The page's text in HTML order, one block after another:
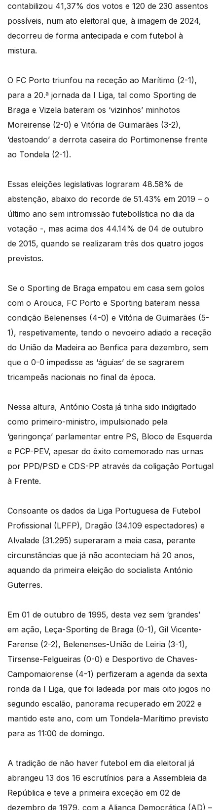
contabilizou 41,37% dos votos e 120 de 230 assentos
possíveis, num ato eleitoral que, à imagem de 2024,
decorreu de forma antecipada e com futebol à
mistura.
O FC Porto triunfou na receção ao Marítimo (2-1),
para a 20.ª jornada da I Liga, tal como Sporting de
Braga e Vizela bateram os ‘vizinhos’ minhotos
Moreirense (2-0) e Vitória de Guimarães (3-2),
‘destoando’ a derrota caseira do Portimonense frente
ao Tondela (2-1).
Essas eleições legislativas lograram 48.58% de
abstenção, abaixo do recorde de 51.43% em 2019 – o
último ano sem intromissão futebolística no dia da
votação -, mas acima dos 44.14% de 04 de outubro
de 2015, quando se realizaram três dos quatro jogos
previstos.
Se o Sporting de Braga empatou em casa sem golos
com o Arouca, FC Porto e Sporting bateram nessa
condição Belenenses (4-0) e Vitória de Guimarães (5-
1), respetivamente, tendo o nevoeiro adiado a receção
do União da Madeira ao Benfica para dezembro, sem
que o 0-0 impedisse as ‘águias’ de se sagrarem
tricampeãs nacionais no final da época.
Nessa altura, António Costa já tinha sido indigitado
como primeiro-ministro, impulsionado pela
‘geringonça’ parlamentar entre PS, Bloco de Esquerda
e PCP-PEV, apesar do êxito comemorado nas urnas
por PPD/PSD e CDS-PP através da coligação Portugal
à Frente.
Consoante os dados da Liga Portuguesa de Futebol
Profissional (LPFP), Dragão (34.109 espectadores) e
Alvalade (31.295) superaram a meia casa, perante
circunstâncias que já não aconteciam há 20 anos,
aquando da primeira eleição do socialista António
Guterres.
Em 01 de outubro de 1995, desta vez sem ‘grandes’
em ação, Leça-Sporting de Braga (0-1), Gil Vicente-
Farense (2-2), Belenenses-União de Leiria (3-1),
Tirsense-Felgueiras (0-0) e Desportivo de Chaves-
Campomaiorense (4-1) perfizeram a agenda da sexta
ronda da I Liga, que foi ladeada por mais oito jogos no
segundo escalão, panorama recuperado em 2022 e
mantido este ano, com um Tondela-Marítimo previsto
para as 11:00 de domingo.
A tradição de não haver futebol em dia eleitoral já
abrangeu 13 dos 16 escrutínios para a Assembleia da
República e teve a primeira exceção em 02 de
dezembro de 1979, com a Aliança Democrática (AD) –